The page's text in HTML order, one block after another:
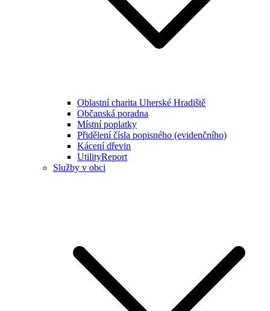
Oblastní charita Uherské Hradiště
Občanská poradna
Místní poplatky
Přidělení čísla popisného (evidenčního)
Kácení dřevin
UtilityReport
Služby v obci